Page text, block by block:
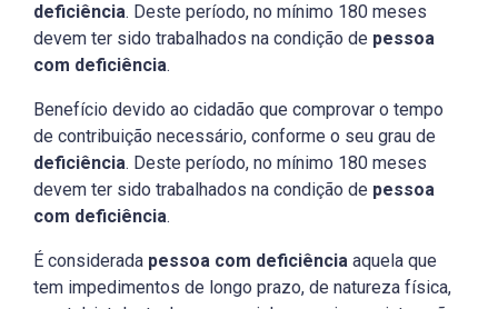
deficiência. Deste período, no mínimo 180 meses
devem ter sido trabalhados na condição de pessoa
com deficiência.
Benefício devido ao cidadão que comprovar o tempo
de contribuição necessário, conforme o seu grau de
deficiência. Deste período, no mínimo 180 meses
devem ter sido trabalhados na condição de pessoa
com deficiência.
É considerada pessoa com deficiência aquela que
tem impedimentos de longo prazo, de natureza física,